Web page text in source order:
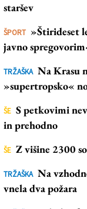
staršev
ŠPORT »Štirideset
javno
TRŽAŠKA Na Krasu
»supertropsko«
ŠE S petkovimi
in prehodno
ŠE Z višine 2300
TRŽAŠKA Na
vnela dva požara